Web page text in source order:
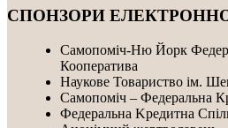
СПОНЗОРИ
Самопоміч-Ню Йорк
Кооператива
Наукове Товариство ім.
Самопоміч – Федеральна
Федеральнa Kредитнa